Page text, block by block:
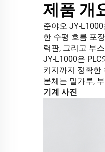
제품 개
준야오 JY-
한 수평 흐름 포
력판, 그리고 부
JY-L1000은
키지까지 정확한
본체는 밀가루,
기계 사진